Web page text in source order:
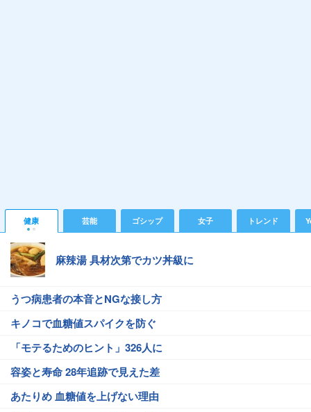
健康 芸能 ゴシップ 女子 トレンド
麻辣湯 具材次第でカツ丼級に
うつ病患者の本音とNGな接し方
キノコで血糖値スパイクを防ぐ
「モテるためのヒント」326人に
容姿と寿命 28年追跡で見えた差
あたりめ 血糖値を上げない理由